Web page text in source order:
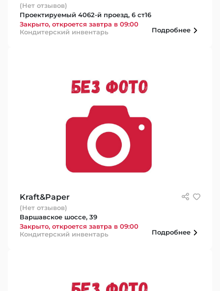
(Нет отзывов)
Проектируемый 4062-й проезд, 6 ст16
Закрыто, откроется завтра в 09:00
Кондитерский инвентарь
Подробнее
Kraft&Paper
(Нет отзывов)
Варшавское шоссе, 39
Закрыто, откроется завтра в 09:00
Кондитерский инвентарь
Подробнее